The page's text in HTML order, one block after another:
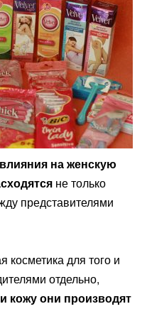
на женскую
не только
представителями
косметика для того и
отдельно,
кожу они производят